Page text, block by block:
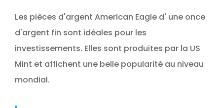
Les pièces d'argent American Eagle d' une once
d'argent fin sont idéales pour les
investissements. Elles sont produites par la US
Mint et affichent une belle popularité au niveau
mondial.